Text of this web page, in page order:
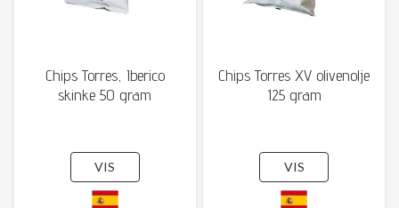
Chips Torres, Iberico
skinke 50 gram
VIS
Chips Torres XV olivenolje
125 gram
VIS